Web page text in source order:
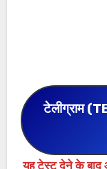
टेलीग्राम
यह टेस्ट देने के बाद